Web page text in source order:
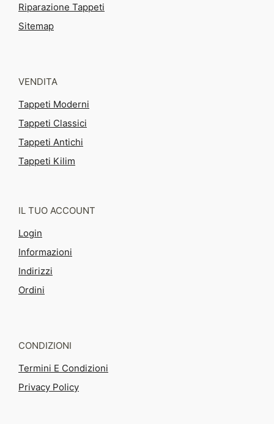
Riparazione Tappeti
Sitemap
VENDITA
Tappeti Moderni
Tappeti Classici
Tappeti Antichi
Tappeti Kilim
IL TUO ACCOUNT
Login
Informazioni
Indirizzi
Ordini
CONDIZIONI
Termini E Condizioni
Privacy Policy